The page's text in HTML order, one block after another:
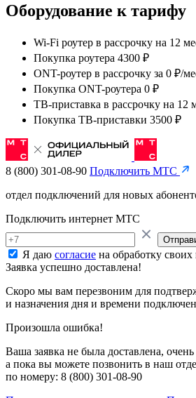
Оборудование к тарифу
Wi-Fi роутер в рассрочку на 12
Покупка роутера 4300 ₽
ONT-роутер в рассрочку за 0 ₽/
Покупка ONT-роутера 0 ₽
ТВ-приставка в рассрочку на 12
Покупка ТВ-приставки 3500 ₽
8 (800) 301-08-90 Подключить МТС
отдел подключений для новых
Подключить интернет МТС
Я даю согласие на обработку
Заявка успешно доставлена!
Скоро мы вам перезвоним для
и назначения дня и времени
Произошла ошибка!
Ваша заявка не была доставлена,
а пока вы можете позвонить в наш
по номеру: 8 (800) 301-08-90